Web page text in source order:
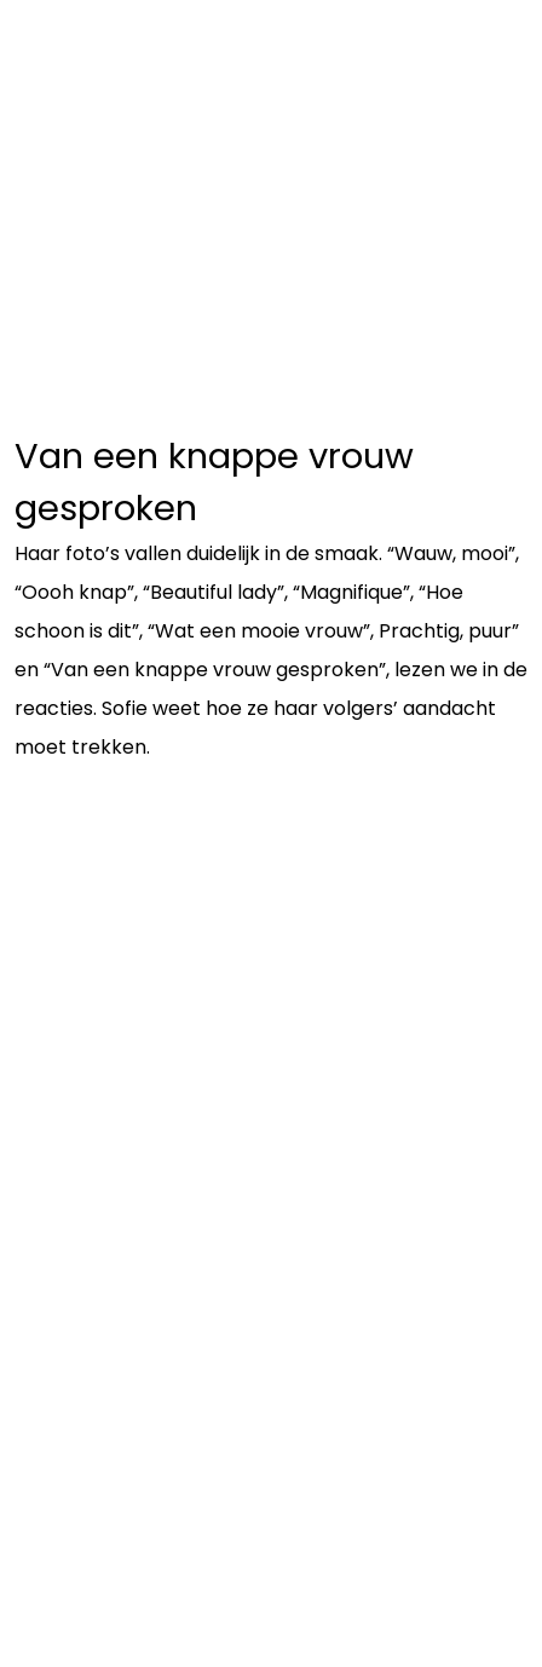
Van een knappe vrouw
gesproken
Haar foto’s vallen duidelijk in de smaak. “Wauw, mooi”,
“Oooh knap”, “Beautiful lady”, “Magnifique”, “Hoe
schoon is dit”, “Wat een mooie vrouw”, Prachtig, puur”
en “Van een knappe vrouw gesproken”, lezen we in de
reacties. Sofie weet hoe ze haar volgers’ aandacht
moet trekken.